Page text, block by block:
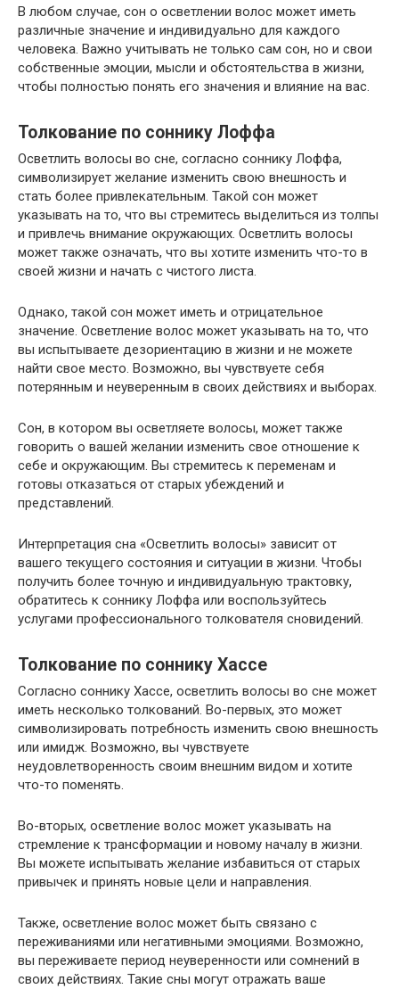
В любом случае, сон о осветлении волос может иметь
различные значение и индивидуально для каждого
человека. Важно учитывать не только сам сон, но и свои
собственные эмоции, мысли и обстоятельства в жизни,
чтобы полностью понять его значения и влияние на вас.
Толкование по соннику Лоффа
Осветлить волосы во сне, согласно соннику Лоффа,
символизирует желание изменить свою внешность и
стать более привлекательным. Такой сон может
указывать на то, что вы стремитесь выделиться из толпы
и привлечь внимание окружающих. Осветлить волосы
может также означать, что вы хотите изменить что-то в
своей жизни и начать с чистого листа.
Однако, такой сон может иметь и отрицательное
значение. Осветление волос может указывать на то, что
вы испытываете дезориентацию в жизни и не можете
найти свое место. Возможно, вы чувствуете себя
потерянным и неуверенным в своих действиях и выборах.
Сон, в котором вы осветляете волосы, может также
говорить о вашей желании изменить свое отношение к
себе и окружающим. Вы стремитесь к переменам и
готовы отказаться от старых убеждений и
представлений.
Интерпретация сна «Осветлить волосы» зависит от
вашего текущего состояния и ситуации в жизни. Чтобы
получить более точную и индивидуальную трактовку,
обратитесь к соннику Лоффа или воспользуйтесь
услугами профессионального толкователя сновидений.
Толкование по соннику Хассе
Согласно соннику Хассе, осветлить волосы во сне может
иметь несколько толкований. Во-первых, это может
символизировать потребность изменить свою внешность
или имидж. Возможно, вы чувствуете
неудовлетворенность своим внешним видом и хотите
что-то поменять.
Во-вторых, осветление волос может указывать на
стремление к трансформации и новому началу в жизни.
Вы можете испытывать желание избавиться от старых
привычек и принять новые цели и направления.
Также, осветление волос может быть связано с
переживаниями или негативными эмоциями. Возможно,
вы переживаете период неуверенности или сомнений в
своих действиях. Такие сны могут отражать ваше